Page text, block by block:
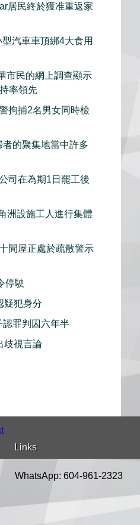
居民終於獲准重返家
汽車車頂綁4大食用
市民的網上調查顯示
率領先
拘捕2名男女同時檢
的聚集地當中許多
司在為期1日罷工後
洲設施工人進行集體
間屋正處於疏散警示
停駛
疑犯身分
罪判囚六年半
歧視言論
Links
WhatsApp: 604-961-2323